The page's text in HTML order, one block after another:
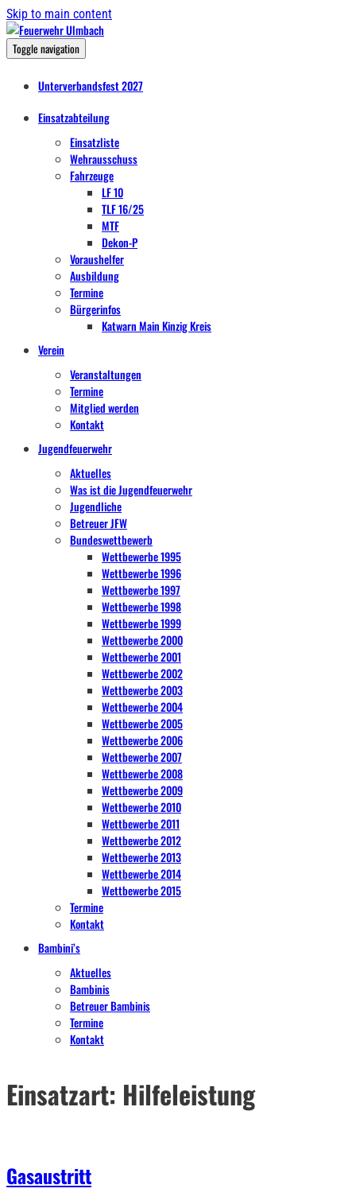
Skip to main content
Toggle navigation
Unterverbandsfest 2027
Einsatzabteilung
Einsatzliste
Wehrausschuss
Fahrzeuge
LF 10
TLF 16/25
MTF
Dekon-P
Voraushelfer
Ausbildung
Termine
Bürgerinfos
Katwarn Main Kinzig Kreis
Verein
Veranstaltungen
Termine
Mitglied werden
Kontakt
Jugendfeuerwehr
Aktuelles
Was ist die Jugendfeuerwehr
Jugendliche
Betreuer JFW
Bundeswettbewerb
Wettbewerbe 1995
Wettbewerbe 1996
Wettbewerbe 1997
Wettbewerbe 1998
Wettbewerbe 1999
Wettbewerbe 2000
Wettbewerbe 2001
Wettbewerbe 2002
Wettbewerbe 2003
Wettbewerbe 2004
Wettbewerbe 2005
Wettbewerbe 2006
Wettbewerbe 2007
Wettbewerbe 2008
Wettbewerbe 2009
Wettbewerbe 2010
Wettbewerbe 2011
Wettbewerbe 2012
Wettbewerbe 2013
Wettbewerbe 2014
Wettbewerbe 2015
Termine
Kontakt
Bambini’s
Aktuelles
Bambinis
Betreuer Bambinis
Termine
Kontakt
Einsatzart: Hilfeleistung
Gasaustritt